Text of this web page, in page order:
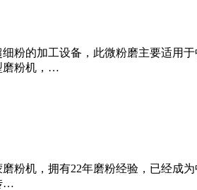
粉的加工设备，此微粉磨主要适用
磨粉机，…
粉机，拥有22年磨粉经验，已经成
…